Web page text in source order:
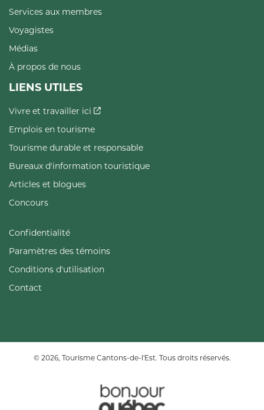
Services aux membres
Voyagistes
Médias
À propos de nous
LIENS UTILES
Vivre et travailler ici
Emplois en tourisme
Tourisme durable et responsable
Bureaux d'information touristique
Articles et blogues
Concours
Confidentialité
Paramètres des témoins
Conditions d'utilisation
Contact
© 2026, Tourisme Cantons-de-l'Est. Tous droits réservés.